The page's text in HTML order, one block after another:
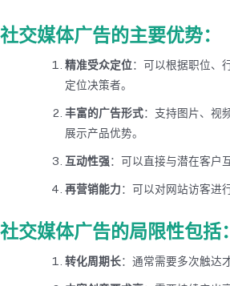
社交媒体广告的主要优势：
精准受众定位：可以根据职位、
定位决策者。
丰富的广告形式：支持图片、视
展示产品优势。
互动性强：可以直接与潜在客户
再营销能力：可以对网站访客进
社交媒体广告的局限性包括：
转化周期长：通常需要多次触达